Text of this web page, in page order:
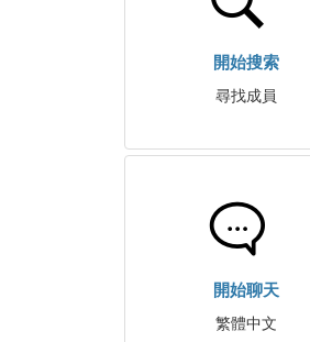
開始搜索
尋找成員
開始聊天
繁體中文